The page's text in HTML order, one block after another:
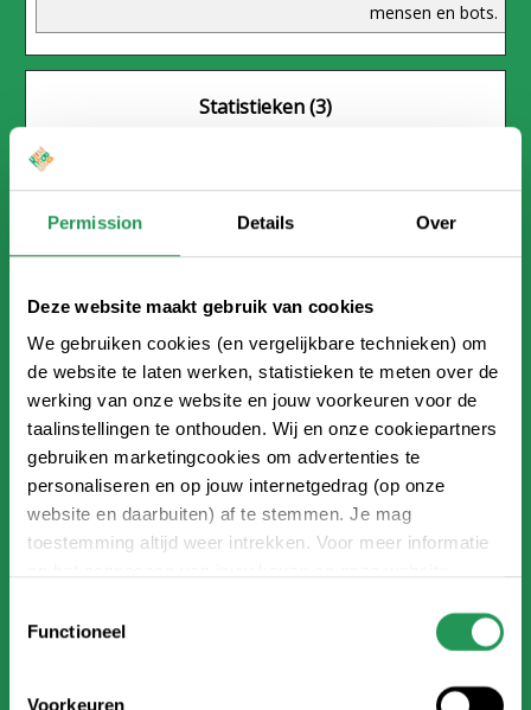
Permission Details Over
Deze website maakt gebruik van cookies
We gebruiken cookies (en vergelijkbare technieken) om
de website te laten werken, statistieken te meten over de
werking van onze website en jouw voorkeuren voor de
taalinstellingen te onthouden. Wij en onze cookiepartners
gebruiken marketingcookies om advertenties te
personaliseren en op jouw internetgedrag (op onze
website en daarbuiten) af te stemmen. Je mag
toestemming altijd weer intrekken. Voor meer informatie
Functioneel
Voorkeuren
mensen en bots.
Statistieken (3)
bezoekers onze website gebruiken, welke pagina’s
wij onze website kunnen verbeteren, door
rapporteren.
Name Aanbieder Doel
_tt_enable_cookie TikTok
Wordt gebruikt door
netwerkdienst,
volgen van het
embedded services.
symfony
Recras
Gebruikt om te
producten zijn
terugkeren naar de
items in de
visited
Uniek gebruikers-